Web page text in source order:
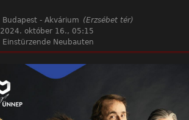
Budapest - Akvárium (Erzsébet tér)
2024. október 16., 05:15
Einstürzende Neubauten